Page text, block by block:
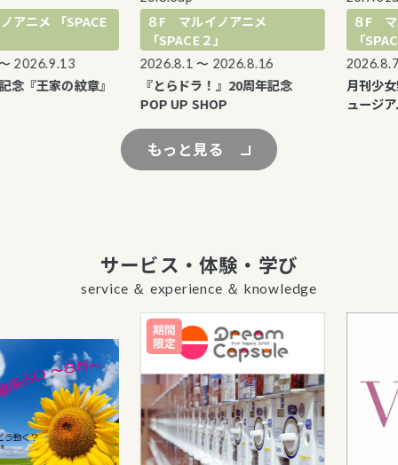
メ 「SPACE
王家の紋章』
８F マルイノアニメ
「SPACE２」
2026.8.1 〜 2026.8.16
『とらドラ！』20周年記念
POP UP SHOP
８F マルイ
「SPACE４
2026.8.7 〜
月刊少女野
ュージアム
もっと見る
サービス・体験・学び
service ＆ experience ＆ knowledge